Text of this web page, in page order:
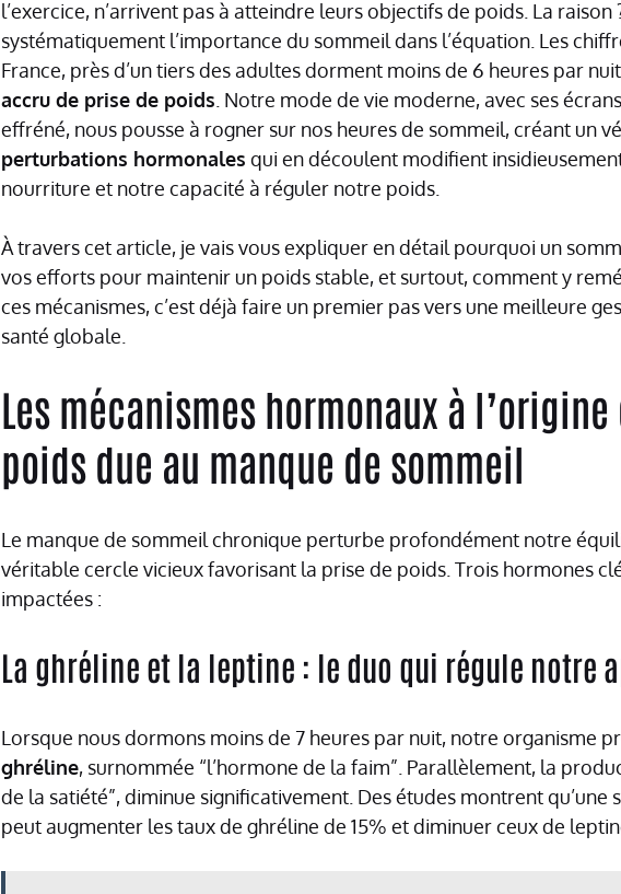
l’exercice, n’arrivent pas à atteindre leurs objectifs de poids. La raison
systématiquement l’importance du sommeil dans l’équation. Les
France, près d’un tiers des adultes dorment moins de 6 heures par
accru de prise de poids . Notre mode de vie moderne, avec ses
effréné, nous pousse à rogner sur nos heures de sommeil, créant un
perturbations hormonales qui en découlent modifient
nourriture et notre capacité à réguler notre poids.
À travers cet article, je vais vous expliquer en détail pourquoi un
vos efforts pour maintenir un poids stable, et surtout, comment y
ces mécanismes, c’est déjà faire un premier pas vers une meilleure
santé globale.
Les mécanismes hormonaux à
poids due au manque de sommeil
Le manque de sommeil chronique perturbe profondément notre
véritable cercle vicieux favorisant la prise de poids. Trois hormones
impactées :
La ghréline et la leptine : le duo qui régule notre
Lorsque nous dormons moins de 7 heures par nuit, notre organisme
ghréline, surnommée “l’hormone de la faim”. Parallèlement, la
de la satiété”, diminue significativement. Des études montrent
peut augmenter les taux de ghréline de 15% et diminuer ceux de